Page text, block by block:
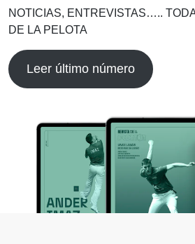
NOTICIAS, ENTREVISTAS…..
DE LA PELOTA
Leer último número